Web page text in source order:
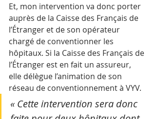
Et, mon intervention va donc porter
auprès de la Caisse des Français de
l’Étranger et de son opérateur
chargé de conventionner les
hôpitaux. Si la Caisse des Français de
l’Étranger est en fait un assureur,
elle délègue l’animation de son
réseau de conventionnement à VYV.
« Cette intervention sera donc